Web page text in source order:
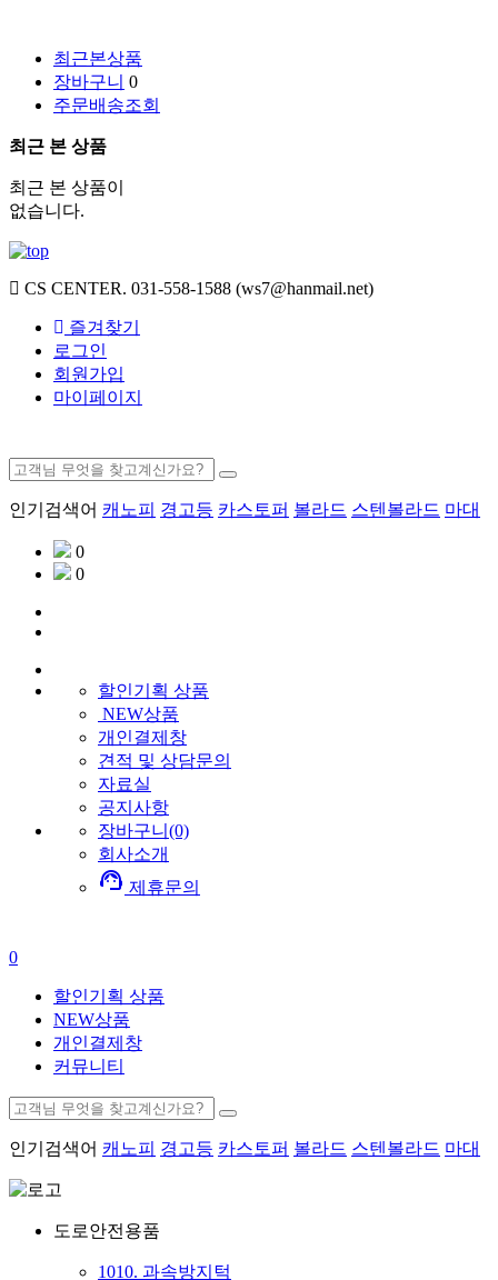
최근본상품
장바구니 0
주문배송조회
최근 본 상품
최근 본 상품이
없습니다.
CS CENTER. 031-558-1588 (ws7@hanmail.net)
즐겨찾기
로그인
회원가입
마이페이지
인기검색어 캐노피 경고등 카스토퍼 볼라드 스텐볼라드 마대
0
0
할인기획 상품
NEW상품
개인결제창
견적 및 상담문의
자료실
공지사항
장바구니(0)
회사소개
support_agent 제휴문의
0
할인기획 상품
NEW상품
개인결제창
커뮤니티
인기검색어 캐노피 경고등 카스토퍼 볼라드 스텐볼라드 마대
도로안전용품
1010. 과속방지턱